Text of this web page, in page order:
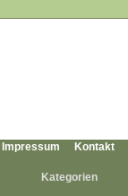
Impressum Kontakt
Kategorien